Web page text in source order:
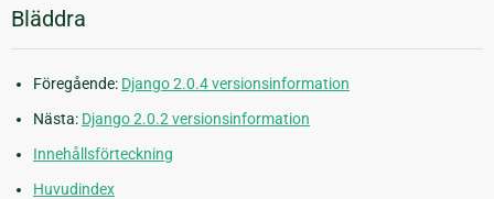
Bläddra
Föregående: Django 2.0.4 versionsinformation
Nästa: Django 2.0.2 versionsinformation
Innehållsförteckning
Huvudindex